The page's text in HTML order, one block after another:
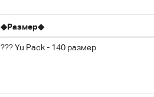
◆Размер◆
??? Yu Pack - 140 размер